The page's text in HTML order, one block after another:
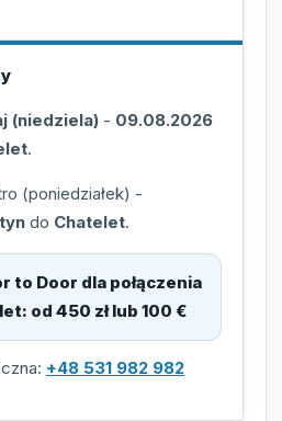
(niedziela) - 09.08.2026
.
(poniedziałek) -
do Chatelet.
to Door dla połączenia
: od 450 zł lub 100 €
+48 531 982 982